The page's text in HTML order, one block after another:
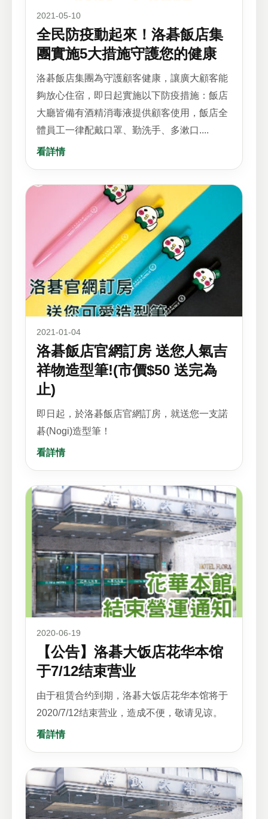
2021-05-10
全民防疫動起來！洛碁飯店集
團實施5大措施守護您的健康
洛碁飯店集團為守護顧客健康，讓廣大顧客能
夠放心住宿，即日起實施以下防疫措施：飯店
大廳皆備有酒精消毒液提供顧客使用，飯店全
體員工一律配戴口罩、勤洗手、多漱口....
看詳情
2021-01-04
洛碁飯店官網訂房 送您人氣吉
祥物造型筆!(市價$50 送完為
止)
即日起，於洛碁飯店官網訂房，就送您一支諾
碁(Nogi)造型筆！
看詳情
2020-06-19
【公告】洛碁大饭店花华本馆
于7/12结束营业
由于租赁合约到期，洛碁大饭店花华本馆将于
2020/7/12结束营业，造成不便，敬请见谅。
看詳情